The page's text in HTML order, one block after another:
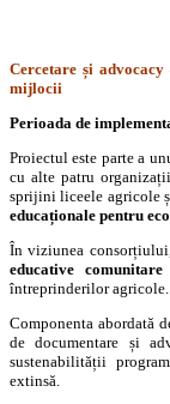
Cercetare și
mijlocii
Perioada de
Proiectul este parte a
cu alte patru
sprijini liceele agricole
educaționale pentru
În viziunea consorțiului,
educative comunitare
întreprinderilor agricole.
Componenta abordată
de documentare și
sustenabilității
extinsă.